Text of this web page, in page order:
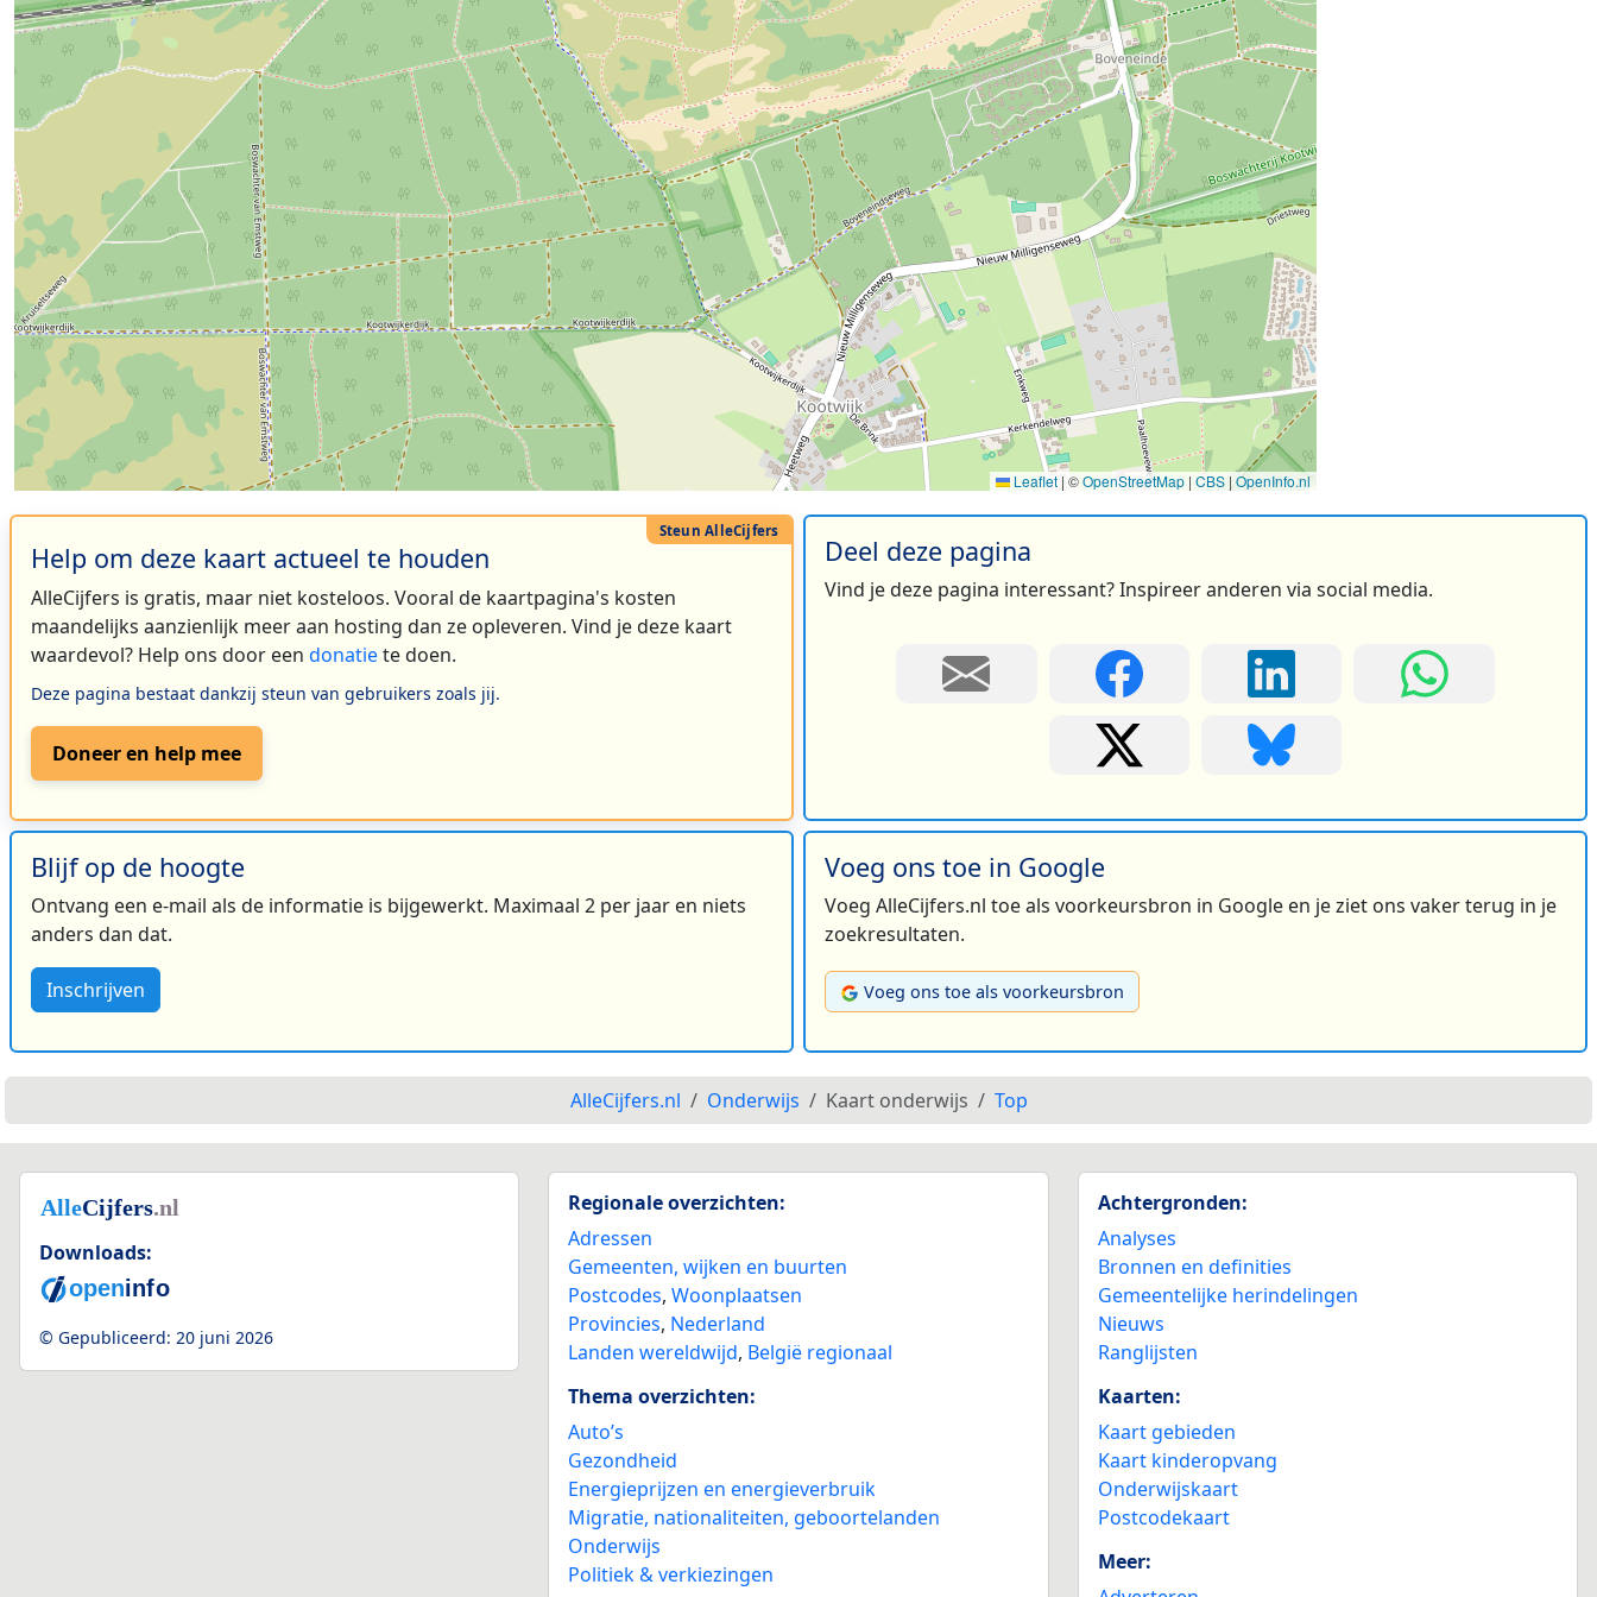
Leaflet | ©OpenStreetMap | CBS | OpenInfo.nl
Help om deze kaart actueel te houden
AlleCijfers is gratis, maar niet kosteloos. Vooral de kaartpagina's kosten
maandelijks aanzienlijk meer aan hosting dan ze opleveren. Vind je deze kaart
waardevol? Help ons door een donatiete doen.
Deze pagina bestaat dankzij steun van gebruikers zoals jij.
Doneer en help mee
Deel deze pagina
Vind je deze pagina interessant? Inspireer anderen via social media.
Blijf op de hoogte
Ontvang een e-mail als de informatie is bijgewerkt. Maximaal 2 per jaar en niets
anders dan dat.
Inschrijven
Voeg ons toe in Google
Voeg AlleCijfers.nl toe als voorkeursbron in Google en je ziet ons vaker terug in je
zoekresultaten.
Voeg ons toe als voorkeursbron
AlleCijfers.nl Onderwijs Kaart onderwijs Top
Downloads:
© Gepubliceerd: 20 juni 2026
Regionale overzichten:
Adressen
Gemeenten, wijken en buurten
Postcodes,Woonplaatsen
Provincies, Nederland
Landen wereldwijd, België regionaal
Thema overzichten:
Auto’s
Gezondheid
Energieprijzen en energieverbruik
Migratie, nationaliteiten, geboortelanden
Onderwijs
Politiek & verkiezingen
Achtergronden:
Analyses
Bronnen en definities
Gemeentelijke herindelingen
Nieuws
Ranglijsten
Kaarten:
Kaart gebieden
Kaart kinderopvang
Onderwijskaart
Postcodekaart
Meer: